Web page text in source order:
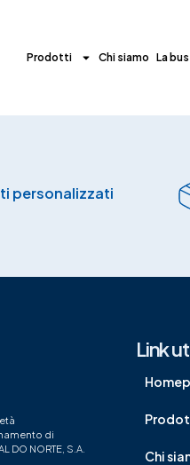
Prodotti Chi siamo La
personalizzati
di
DO NORTE, S.A.
Link
Chi